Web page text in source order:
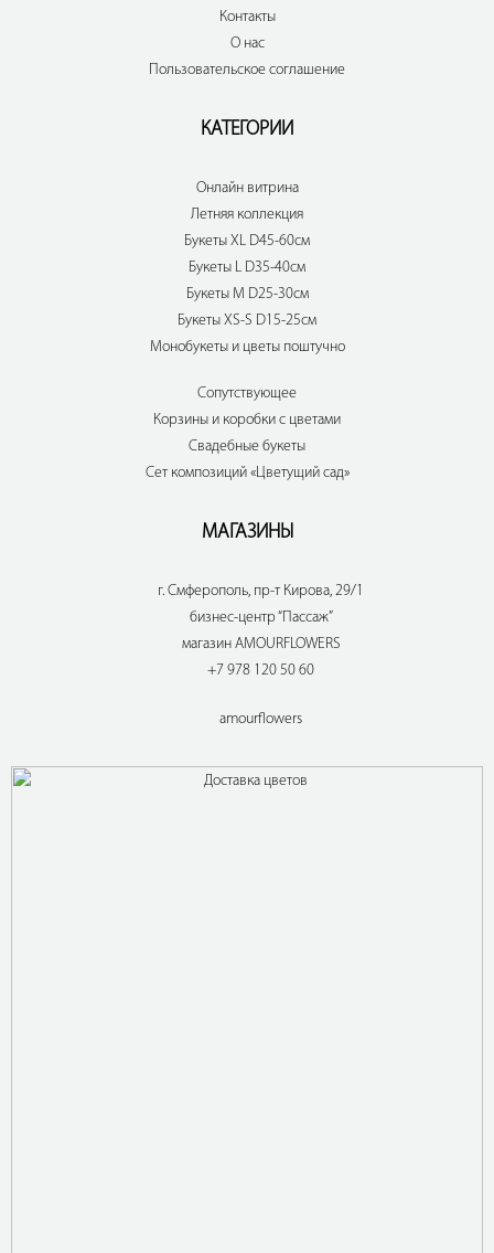
Контакты
О нас
Пользовательское соглашение
КАТЕГОРИИ
Онлайн витрина
Летняя коллекция
Букеты XL D45-60см
Букеты L D35-40см
Букеты M D25-30см
Букеты XS-S D15-25см
Монобукеты и цветы поштучно
Сопутствующее
Корзины и коробки с цветами
Свадебные букеты
Сет композиций «Цветущий сад»
МАГАЗИНЫ
г. Смферополь, пр-т Кирова, 29/1
бизнес-центр “Пассаж”
магазин AMOURFLOWERS
+7 978 120 50 60
amourflowers